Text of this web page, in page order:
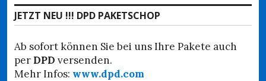
JETZT NEU !!! DPD PAKETSCHOP
Ab sofort können Sie bei uns Ihre Pakete auch
per DPD versenden.
Mehr Infos: www.dpd.com